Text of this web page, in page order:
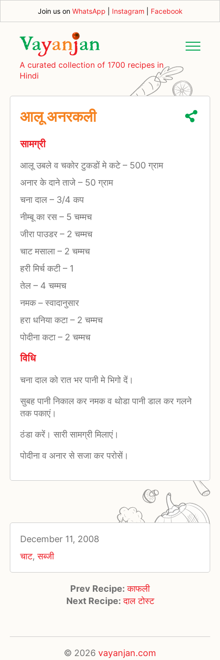
Join us on WhatsApp Instagram Facebook
A curated collection of 1700 recipes in
Hindi
आलू अनरकली
सामग्री
आलू उबले व चकोर टुकडों मे कटे– 500 ग्राम
अनार के दाने ताजे – 50 ग्राम
चना दाल – 3/4 कप
नीम्बू का रस– 5 चम्मच
जीरा पाउडर – 2 चम्मच
चाट मसाला– 2 चम्मच
हरी मिर्च कटी– 1
तेल – 4 चम्मच
नमक–स्वादानुसार
हरा धनिया कटा– 2 चम्मच
पोदीना कटा– 2 चम्मच
विधि
चना दाल को रात भर पानी मे भिगो दें।
सुबह पानी निकाल कर नमक व थोडा पानी डाल कर गलने
तक पकाएं।
ठंडा करें। सारी सामग्री मिलाएं।
पोदीना व अनार से सजा कर परोसें।
December 11, 2008
चाट,सब्जी
Prev Recipe: काफली
Next Recipe: दाल टोस्ट
© 2026 vayanjan.com